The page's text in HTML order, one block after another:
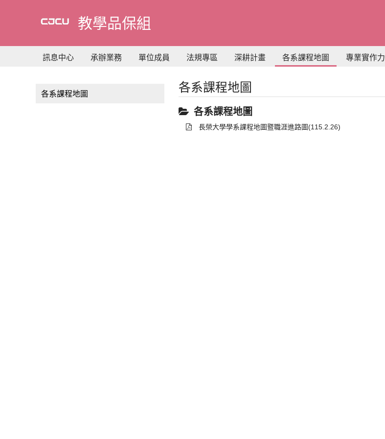
要
容
教學品保組
訊息中心 承辦業務 單位成員 法規專區 深耕計畫 各系課程地圖 專業實作力
各系課程地圖
各系課程地圖
長榮大學學系課程地圖暨職涯進路圖(115.2.26)
各系課程地圖